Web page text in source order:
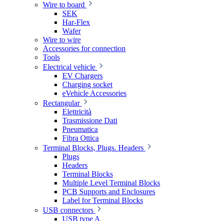
Wire to board
SEK
Har-Flex
Wafer
Wire to wire
Accessories for connection
Tools
Electrical vehicle
EV Chargers
Charging socket
eVehicle Accessories
Rectangular
Elettricità
Trasmissione Dati
Pneumatica
Fibra Ottica
Terminal Blocks, Plugs. Headers
Plugs
Headers
Terminal Blocks
Multiple Level Terminal Blocks
PCB Supports and Enclosures
Label for Terminal Blocks
USB connectors
USB type A